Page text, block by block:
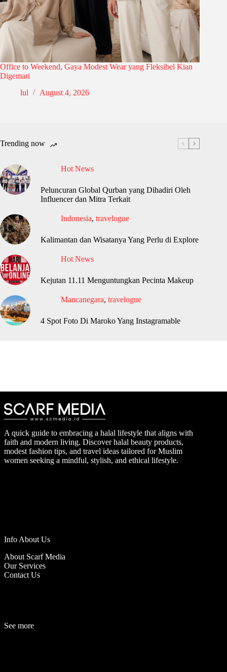
Office to Weekend, Gaya Modest Wear yang Fleksibel Kian
Digemari
lul
August 4, 2026
Trending now
Hot News
Peluncuran Global Qurban yang Dihadiri Oleh
Influencer dan Mitra Terkait
Indonesia, travelogue
Kalimantan dan Wisatanya Yang Perlu di Explore
Hot News
Kejutan 11.11 Menguntungkan Pecinta Makeup
Mancanegara, travelogue
4 Spot Foto Di Maroko Yang Instagramable
A quick guide to embracing a halal lifestyle that aligns with
faith and modern living. Discover halal beauty products,
modest fashion tips, and travel ideas tailored for Muslim
women seeking a mindful, stylish, and ethical lifestyle.
Info About Us
About Scarf Media
Our Services
Contact Us
See more